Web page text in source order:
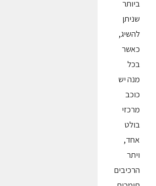
ביותר
שניתן
להשיג,
כאשר
בכל
מנה יש
כוכב
מרכזי
בולט
אחד,
ויתר
הרכיבים